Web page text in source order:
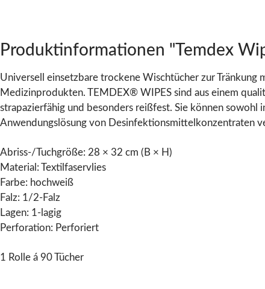
Produktinformationen "Temdex
Universell einsetzbare trockene Wischtücher zur
Medizinprodukten. TEMDEX® WIPES sind aus einem
strapazierfähig und besonders reißfest. Sie können
Anwendungslösung von Desinfektionsmittelkonzentraten
Abriss-/Tuchgröße: 28 × 32 cm (B × H)
Material: Textilfaservlies
Farbe: hochweiß
Falz: 1/2-Falz
Lagen: 1-lagig
Perforation: Perforiert
1 Rolle á 90 Tücher